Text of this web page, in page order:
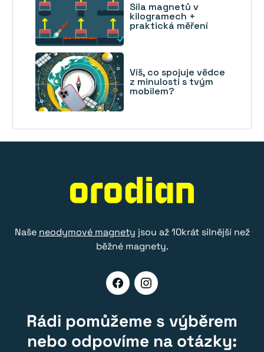
Síla magnetů v
kilogramech +
praktická měření
Víš, co spojuje vědce
z minulosti s tvým
mobilem?
Naše neodymové magnety jsou až 10krát silnější než
běžné magnety.
Rádi pomůžeme s výběrem
nebo odpovíme na otázky: